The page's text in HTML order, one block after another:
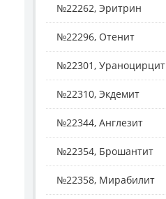
№22262, Эритрин
№22296, Отенит
№22301, Ураноцирцит
№22310, Экдемит
№22344, Англезит
№22354, Брошантит
№22358, Мирабилит